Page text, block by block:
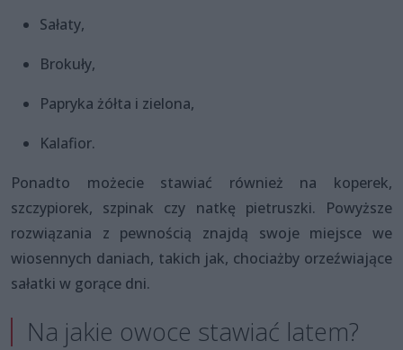
Sałaty,
Brokuły,
Papryka żółta i zielona,
Kalafior.
Ponadto możecie stawiać również na koperek,
szczypiorek, szpinak czy natkę pietruszki. Powyższe
rozwiązania z pewnością znajdą swoje miejsce we
wiosennych daniach, takich jak, chociażby orzeźwiające
sałatki w gorące dni.
Na jakie owoce stawiać latem?